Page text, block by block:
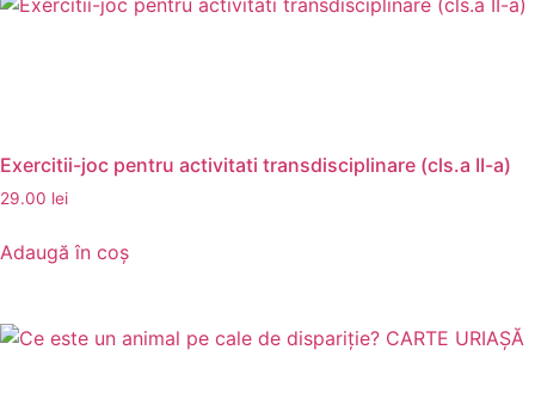
Exercitii-joc pentru activitati transdisciplinare (cls.a II-a)
29.00 lei
Adaugă în coș